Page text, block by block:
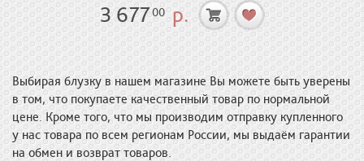
3 67700 р.
Выбирая блузку в нашем магазине Вы можете быть уверены
в том, что покупаете качественный товар по нормальной
цене. Кроме того, что мы производим отправку купленного
у нас товара по всем регионам России, мы выдаём гарантии
на обмен и возврат товаров.